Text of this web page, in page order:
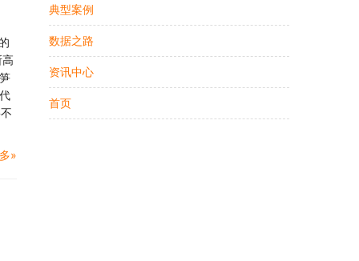
»
典型案例
数据之路
资讯中心
首页